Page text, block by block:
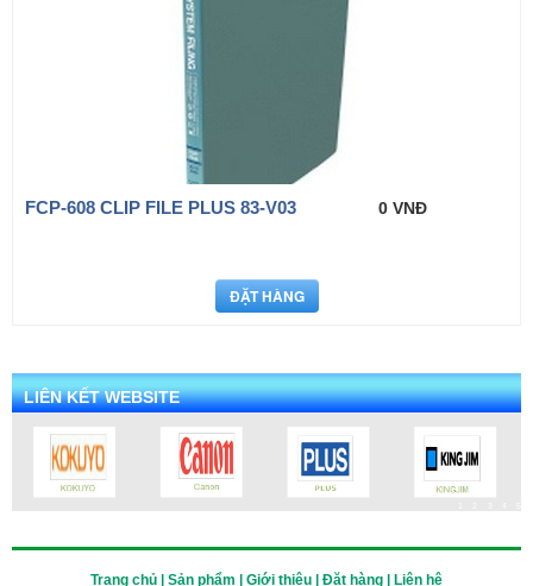
FCP-608 CLIP FILE PLUS 83-V03 0 VNĐ
LIÊN KẾT WEBSITE
Trang chủ | Sản phẩm | Giới thiệu | Đặt hàng | Liên hệ